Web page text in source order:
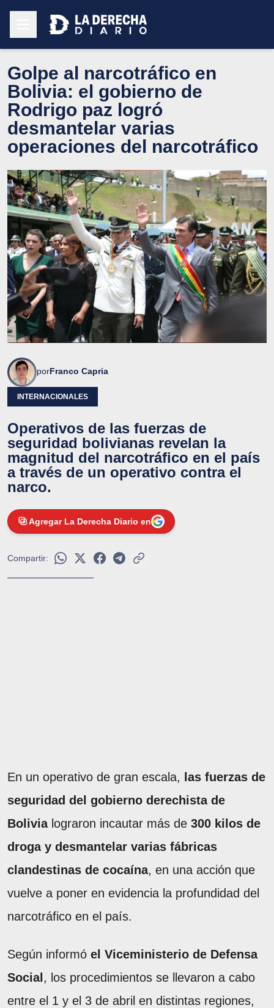
Golpe al narcotráfico en
Bolivia: el gobierno de
Rodrigo paz logró
desmantelar varias
operaciones del narcotráfico
porFranco Capria
INTERNACIONALES
Operativos de las fuerzas de
seguridad bolivianas revelan la
magnitud del narcotráfico en el país
a través de un operativo contra el
narco.
Agregar La Derecha Diario en
Compartir:
En un operativo de gran escala, las fuerzas de
seguridad del gobierno derechista de
Bolivialograron incautar más de 300 kilos de
droga y desmantelar varias fábricas
clandestinas de cocaína, en una acción que
vuelve a poner en evidencia la profundidad del
narcotráfico en el país.
Según informó el Viceministerio de Defensa
Social, los procedimientos se llevaron a cabo
entre el 1 y el 3 de abril en distintas regiones,